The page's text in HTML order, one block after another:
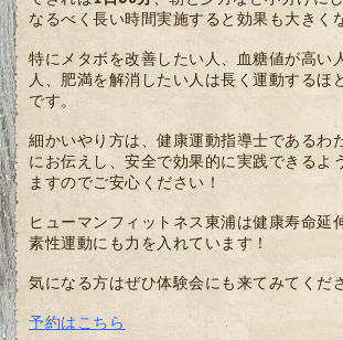
なるべく長い時間実施すると効果も大きく
特にメタボを改善したい人、血糖値が高い
人、肥満を解消したい人は長く運動するほ
です。
細かいやり方は、健康運動指導士であるわ
にお伝えし、安全で効果的に実践できるよ
ますのでご安心ください！
ヒューマンフィットネス東浦は健康寿命延
素性運動にも力を入れています！
気になる方はぜひ体験会にも来てみてくだ
予約はこちら